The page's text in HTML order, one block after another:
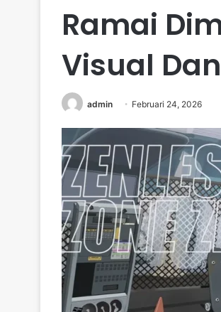
Ramai
Visual
admin Februari 24, 2026